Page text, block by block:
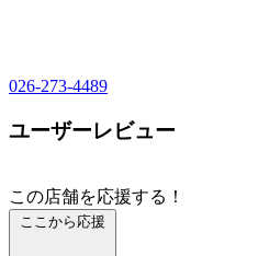
026-273-4489
ユーザーレビュー
この店舗を応援する！
ここから応援